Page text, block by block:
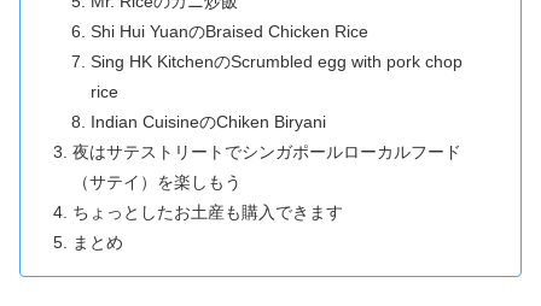
Shi Hui YuanのBraised Chicken Rice
Sing HK KitchenのScrumbled egg with pork chop
rice
Indian CuisineのChiken Biryani
夜はサテストリートでシンガポールローカルフード
（サテイ）を楽しもう
ちょっとしたお土産も購入できます
まとめ